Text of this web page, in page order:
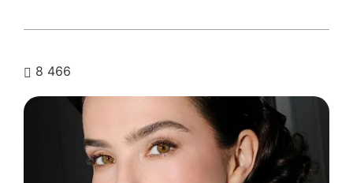
8 466